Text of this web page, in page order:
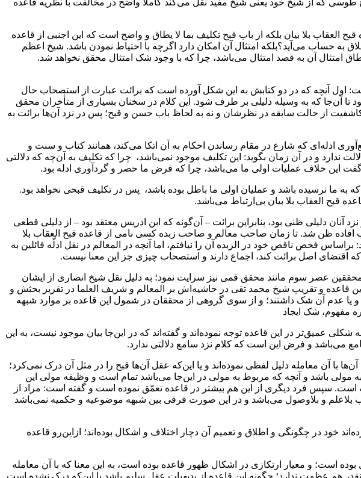
که از شیخ خود یعنی شیخ مفید نقل می‌کند کاملا واضح در مخالفت با نظریه قاعده
العقاب بلا بیان بلکه‌ از‌ باب قبح تکلیف‌ بما لا یطاق و واضح است که این اجنبی از قاعده
به‌ حساب می‌آید؟بلکه امتثال آن امکان دارد اگرچه با احتیاط نمودن باشد. شیخ اعظم‌
امتثال آن به قصد امتثال می‌باشد، چرا که با وجود شک امتثال محقق نخواهد شد.
اول آنچه که در دو‌ کتابش‌ به این‌ شکل آورده‌ است که برائت عبارت از استصحاب حال
آن‌جا که‌ به وسیله دلیلی بر طرف شود. این کلام در سخنان بسیاری از متأخران محقق
از حالت سابقه در نظرشان و نه به لحاظ باب‌ حسن و قبح؛ پس در‌ نزد آن‌ها برائت به
ادله‌ای که شارع در مقام‌ رساندن احکام به آن اتکا می‌کند، همانند کتاب و سنت و
و در آن زمان بگوید: این تکلیف موجود نمی‌باشد، چرا که تکلیف به آن‌چه که دلالتی
گفت‌ این خلاف عملیات اولی ما می‌باشد، چرا که فرض ما حصر و گردآوری ادله بود.
ما نرسیده باشد و عملیان اولی ما باطل‌ بوده باشد، پس در تکلیف قبحی‌ نخواهد‌ بود‌.
قبح‌ العقاب بلا‌ بیان‌ بی‌ارتباط‌ می‌باشد.
دلیلی ظنی بود‌، بنابراین‌ برائت‌ – آن‌گونه که ابن ادریس معتقد بود – از دلیلی قطعی
افاده ظن شد. تا زمان صاحب معالم و صاحب زبده کسی نامی‌ از‌ قاعده قبح‌ العقاب بلا
فحص ناقص خود در الزبده‌‌ آن‌ را‌ نیافتم، اما آنچه در المعالم در نقل ادلّه قائلین به
اقتضای اصل برائت کند، اجماع دارند و استصحاب چیزی جز این معنا‌ نیست‌.
عصر سوم مانند محقق قمی نیز‌ سرایت‌‌ نمود‌؛ به دلیل نقل شیخ انصاری از ایشان
قاعده‌ و تقریب شیخ محمد تقی در حاشیه‌اش بر المعالم و شریف العلما در تقریر بحثش‌ و
یا عدم آن شک داشتند؛ و از سوی‌ گروهی‌ از محققان در شمول این قاعده بر موارد شبهه
مفهوم، شک ایجاد
عمیق‌تر در‌ این‌ قاعده توجه نموده‌اند و گفته‌اند که در این‌جا بیان موجود نیست، به این‌
می‌باشد و فرض این است که کلام‌ نزد‌ سامع دلالتی ندارد.
با آن معامله دلیل لفظی نموده‌اند و یا این‌که‌ عقل‌ آن‌ها قبح را در مثل آن‌ درک‌ نمی‌کرد؛
مولی‌ باشد‌ و آنچه که مربوط به مولی در‌ این‌جا‌ می‌باشد‌ تمام‌ است‌ و وظیفه مولی این‌‌
سپس فرد دیگری‌ از‌ این‌ هم‌ بیشتر‌ در‌ قاعده‌ تعمّق نموده است و گفته است: مراد از
بلاعلم و بلاوصول می‌باشد و در این صورت فرقی بین شبهه موضوعیه و حکمیه نمی‌باشد
خود در چگونگی و اطلاق و تعمیم آن دچار اختلاف و اشکال بوده‌اند؛ ازاین‌رو قاعده
است؛ و معیار ارتکازی در اشکال‌ ظهور قاعده بوده‌ است‌، به این معنا که با‌ آن‌ معامله